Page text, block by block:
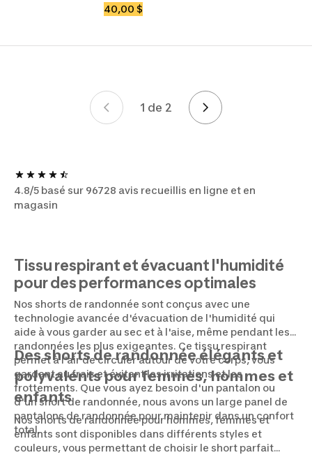
40,00 $
1 de 2Page 1 de 2
4.8/5 basé sur 96728 avis recueillis en ligne et en
magasin
Tissu respirant et évacuant l'humidité
pour des performances optimales
Nos shorts de randonnée sont conçus avec une
technologie avancée d'évacuation de l'humidité qui
aide à vous garder au sec et à l'aise, même pendant les
randonnées les plus exigeantes. Ce tissu respirant
permet à l'air de circuler autour de votre corps, vous
gardant au frais et évitant les irritations et les
frottements. Que vous ayez besoin d'un pantalon ou
d'un short de randonnée, nous avons un large panel de
pantalons de randonnée pour maintenir dans un confort
total.
Des shorts de randonnée élégants et
polyvalents pour femmes, hommes et
enfants
Nos shorts de randonnée pour hommes, femmes et
enfants sont disponibles dans différents styles et
couleurs, vous permettant de choisir le short parfait